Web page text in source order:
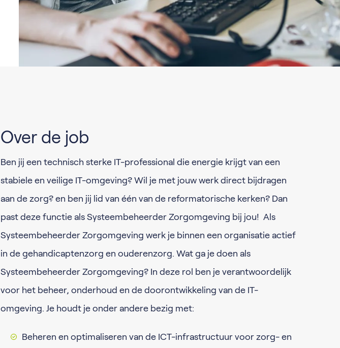
Over de job
Ben jij een technisch sterke IT-professional die energie krijgt van een
stabiele en veilige IT-omgeving? Wil je met jouw werk direct bijdragen
aan de zorg? en ben jij lid van één van de reformatorische kerken? Dan
past deze functie als Systeembeheerder Zorgomgeving bij jou! Als
Systeembeheerder Zorgomgeving werk je binnen een organisatie actief
in de gehandicaptenzorg en ouderenzorg. Wat ga je doen als
Systeembeheerder Zorgomgeving? In deze rol ben je verantwoordelijk
voor het beheer, onderhoud en de doorontwikkeling van de IT-
omgeving. Je houdt je onder andere bezig met:
Beheren en optimaliseren van de ICT-infrastructuur voor zorg- en